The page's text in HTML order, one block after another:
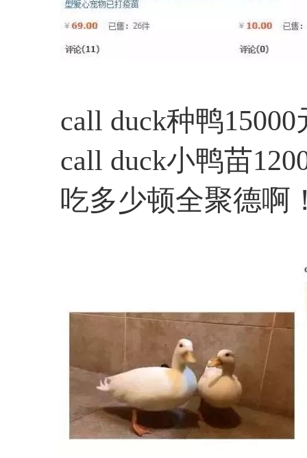
call duck种鸭
call duck小鸭苗
吃多少顿全聚德啊